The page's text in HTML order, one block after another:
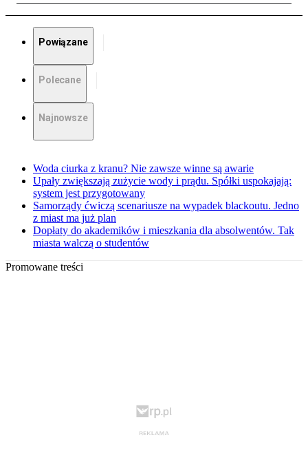
Powiązane
Polecane
Najnowsze
Woda ciurka z kranu? Nie zawsze winne są awarie
Upały zwiększają zużycie wody i prądu. Spółki uspokajają:
system jest przygotowany
Samorządy ćwiczą scenariusze na wypadek blackoutu. Jedno
z miast ma już plan
Dopłaty do akademików i mieszkania dla absolwentów. Tak
miasta walczą o studentów
Promowane treści